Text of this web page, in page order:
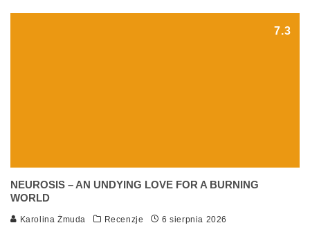
7.3
NEUROSIS – AN UNDYING LOVE FOR A BURNING
WORLD
Karolina Żmuda Recenzje 6 sierpnia 2026